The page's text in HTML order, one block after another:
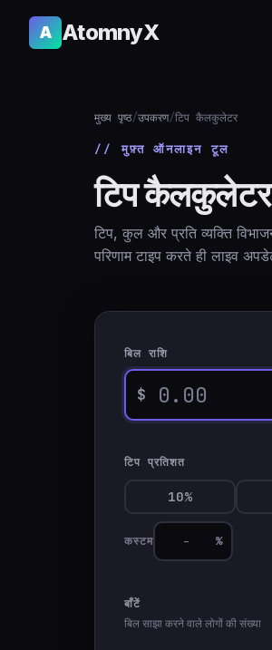
A AtomnyX
मुख्य पृष्ठ/उपकरण/टिप कैलकुलेटर
// मुफ़्त ऑनलाइन टूल
टिप कैलकुलेटर
टिप, कुल और प्रति व्यक्ति
परिणाम टाइप करते ही लाइव
बिल राशि
$
टिप प्रतिशत
10%
कस्टम %
बाँटें
बिल साझा करने वाले लोगों की संख्या